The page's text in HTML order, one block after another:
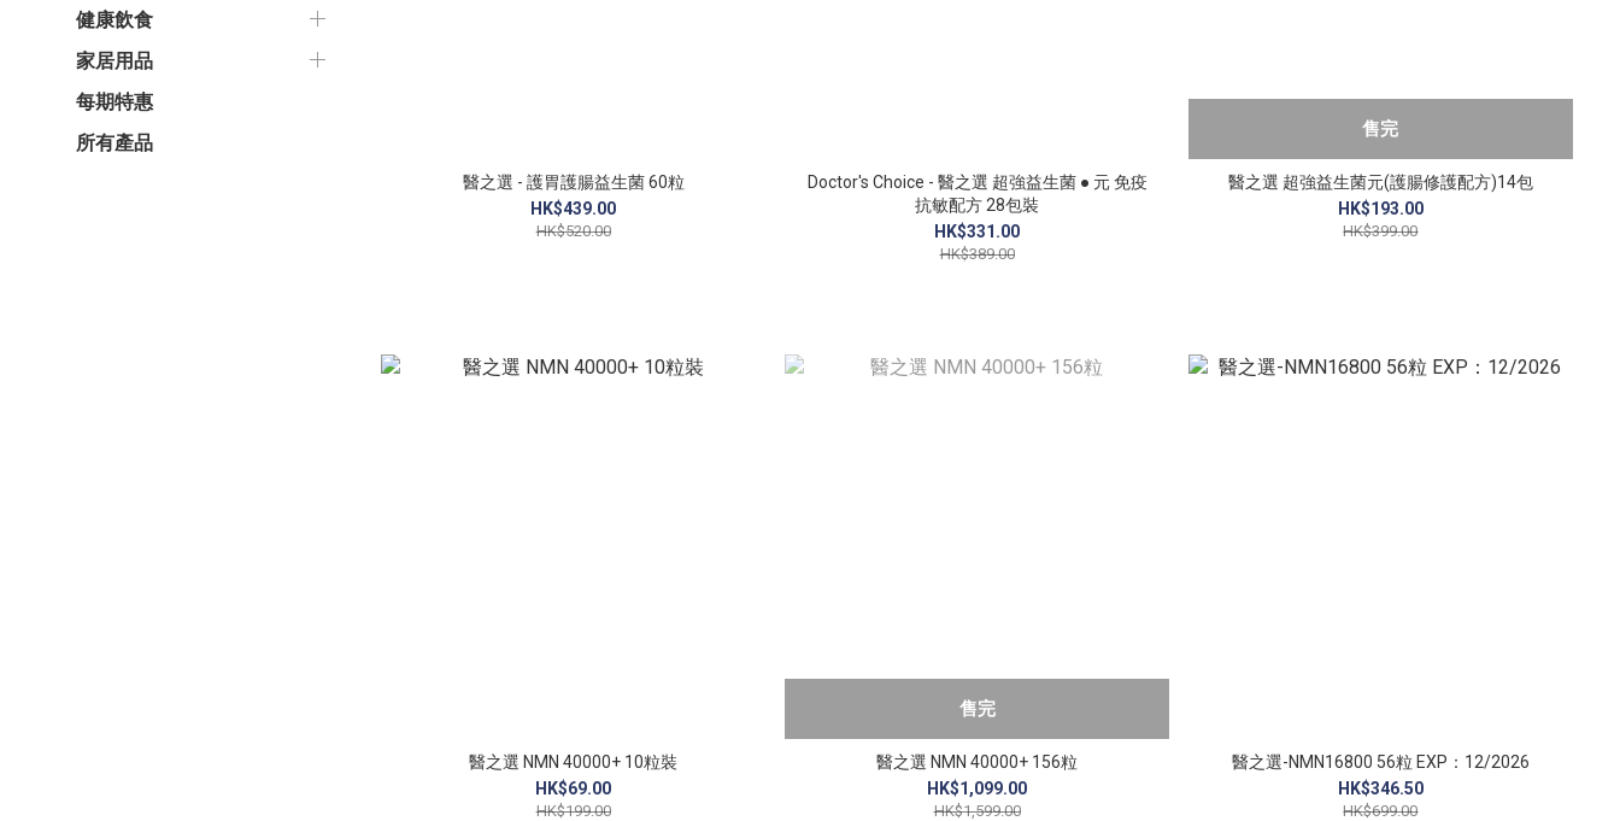
健康飲食
家居用品
每期特惠
所有產品
醫之選 - 護胃護腸益生菌 60粒
HK$439.00
HK$520.00
Doctor's Choice - 醫之選 超強益生菌 ● 元 免疫
抗敏配方 28包裝
HK$331.00
HK$389.00
售完
醫之選 超強益生菌元(護腸修護配方)14包
HK$193.00
HK$399.00
醫之選 NMN 40000+ 10粒裝
HK$69.00
HK$199.00
售完
醫之選 NMN 40000+ 156粒
HK$1,099.00
HK$1,599.00
醫之選-NMN16800 56粒 EXP：12/2026
HK$346.50
HK$699.00